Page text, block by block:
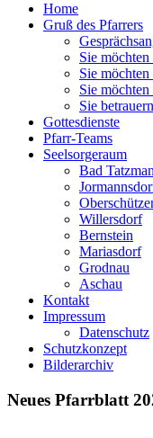
Home
Gruß des Pfarrers
Sie möchten
Sie möchten
Sie
Sie
Gottesdienste
Pfarr-Teams
Seelsorgeraum
Bad
Willersdorf
Bernstein
Mariasdorf
Grodnau
Aschau
Kontakt
Impressum
Datenschutz
Schutzkonzept
Bilderarchiv
Neues Pfarrblatt